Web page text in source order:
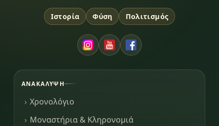
Ιστορία Φύση Πολιτισμός
ΑΝΑΚΆΛΥΨΗ
Χρονολόγιο
Μοναστήρια & Κληρονομιά